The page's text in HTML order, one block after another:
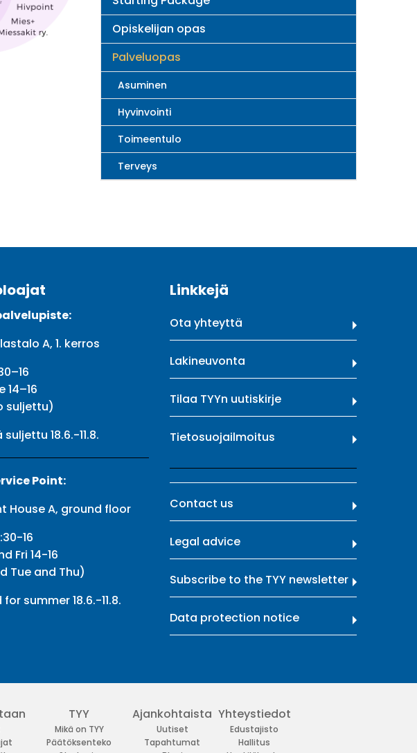
Opiskelijan opas
Palveluopas
Asuminen
Hyvinvointi
Toimeentulo
Terveys
A, 1. kerros
14–16
suljettu)
suljettu 18.6.-11.8.
Point:
House A, ground floor
16
Fri 14-16
Tue and Thu)
summer 18.6.-11.8.
Linkkejä
Ota yhteyttä
Lakineuvonta
Tilaa TYYn uutiskirje
Tietosuojailmoitus
Contact us
Legal advice
Subscribe to the TYY newsletter
Data protection notice
TYY
Mikä on TYY
Päätöksenteko
Ajankohtaista
Uutiset
Tapahtumat
Yhteystiedot
Edustajisto
Hallitus